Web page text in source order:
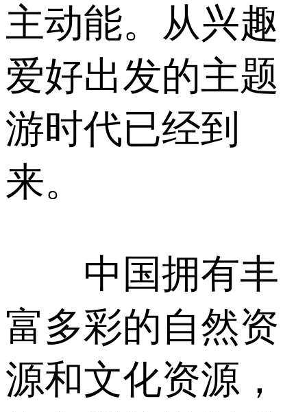
主动能。从兴趣
爱好出发的主题
游时代已经到
来。
中国拥有丰
富多彩的自然资
源和文化资源，